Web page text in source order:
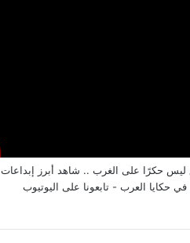
ليس حكرًا على الغرب .. شاهد أبرز إبداعات
حكايا العرب - تابعونا على اليوتيوب